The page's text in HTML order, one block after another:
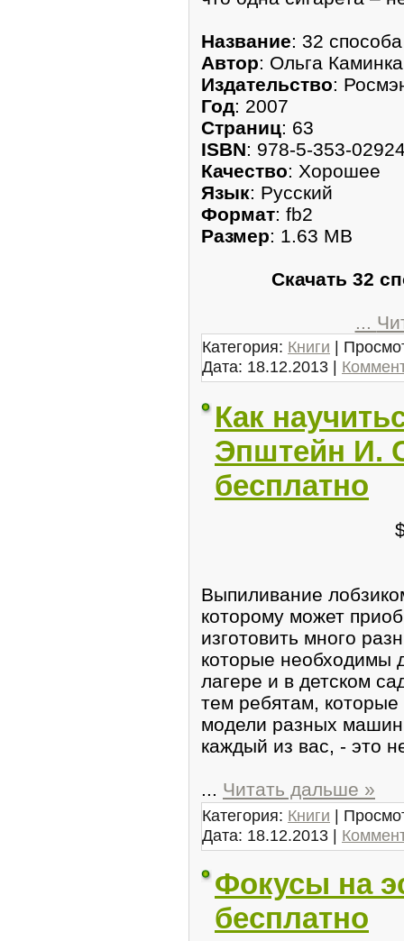
Название: 32
Автор: Ольга
Издательство:
Год: 2007
Страниц: 63
ISBN: 978-5-353-
Качество: Хорошее
Язык: Русский
Формат: fb2
Размер: 1.63 MB
Скачать 32
...
Категория: Книги |
Дата: 18.12.2013 |
Как
Эпштейн И.
бесплатно
Выпиливание
которому может
изготовить много
которые необходимы
лагере и в детском
тем ребятам, которые
модели разных
каждый из вас, - это
... Читать дальше »
Категория: Книги |
Дата: 18.12.2013 |
Фокусы на
бесплатно